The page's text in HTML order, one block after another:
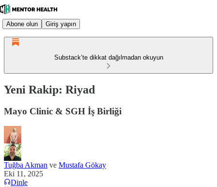
Abone olun Giriş yapın
Substack’te dikkat dağılmadan okuyun
Yeni Rakip: Riyad
Mayo Clinic & SGH İş Birliği
Tuğba Akman ve Mustafa Gökay
Eki 11, 2025
Dinle